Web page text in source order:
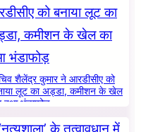
शैलेंद्र कुमार ने आरडीसीए को
लूट का अड्डा, कमीशन के खेल
हुआ भंडाफोड़